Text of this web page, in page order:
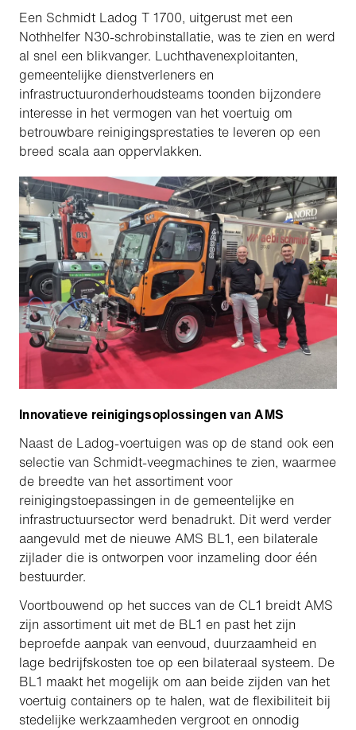
Een Schmidt Ladog T 1700, uitgerust met een
Nothhelfer N30-schrobinstallatie, was te zien en werd
al snel een blikvanger. Luchthavenexploitanten,
gemeentelijke dienstverleners en
infrastructuuronderhoudsteams toonden bijzondere
interesse in het vermogen van het voertuig om
betrouwbare reinigingsprestaties te leveren op een
breed scala aan oppervlakken.
Innovatieve reinigingsoplossingen van AMS
Naast de Ladog-voertuigen was op de stand ook een
selectie van Schmidt-veegmachines te zien, waarmee
de breedte van het assortiment voor
reinigingstoepassingen in de gemeentelijke en
infrastructuursector werd benadrukt. Dit werd verder
aangevuld met de nieuwe AMS BL1, een bilaterale
zijlader die is ontworpen voor inzameling door één
bestuurder.
Voortbouwend op het succes van de CL1 breidt AMS
zijn assortiment uit met de BL1 en past het zijn
beproefde aanpak van eenvoud, duurzaamheid en
lage bedrijfskosten toe op een bilateraal systeem. De
BL1 maakt het mogelijk om aan beide zijden van het
voertuig containers op te halen, wat de flexibiliteit bij
stedelijke werkzaamheden vergroot en onnodig